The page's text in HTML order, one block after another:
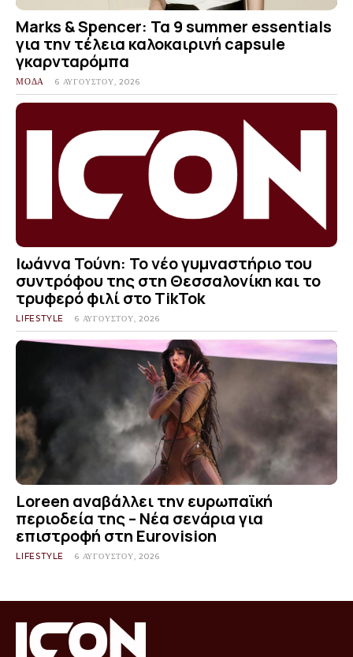
Marks & Spencer: Τα 9 summer essentials
για την τέλεια καλοκαιρινή capsule
γκαρνταρόμπα
ΜΟΔΑ 6 ΑΥΓΟΎΣΤΟΥ, 2026
Ιωάννα Τούνη: Το νέο γυμναστήριο του
συντρόφου της στη Θεσσαλονίκη και το
τρυφερό φιλί στο TikTok
LIFESTYLE 6 ΑΥΓΟΎΣΤΟΥ, 2026
Loreen αναβάλλει την ευρωπαϊκή
περιοδεία της – Νέα σενάρια για
επιστροφή στη Eurovision
LIFESTYLE 6 ΑΥΓΟΎΣΤΟΥ, 2026